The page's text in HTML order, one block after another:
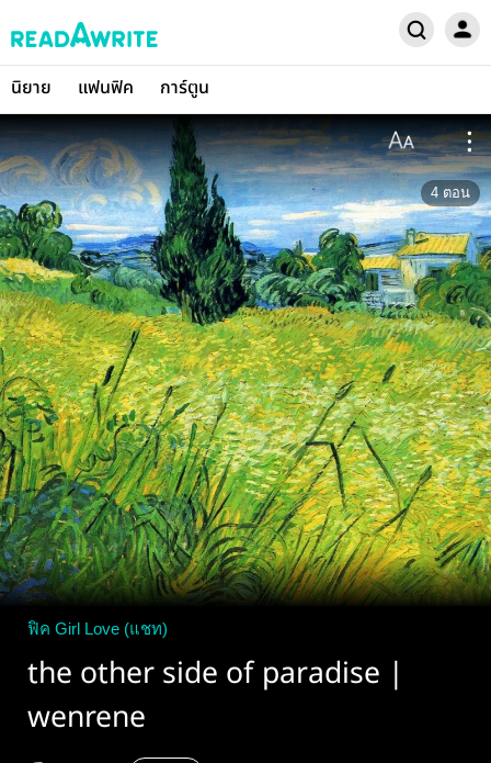
นิยาย แฟนฟิค การ์ตูน
4 ตอน
ฟิค Girl Love (แชท)
the other side of paradise |
wenrene